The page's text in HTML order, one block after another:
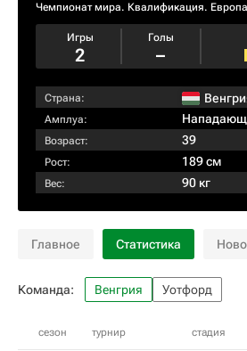
Чемпионат мира. Квалификация. Европа
Игры
2
Голы
–
Страна:
Амплуа:
Возраст: 39
Рост: 189 см
Вес: 90 кг
Главное Статистика
Команда: Венгрия Уотфорд
сезон турнир стадия